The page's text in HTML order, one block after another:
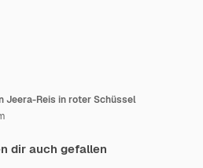
Jeera-Reis in roter Schüssel
dir auch gefallen